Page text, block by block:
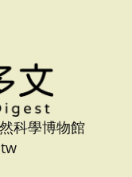
科學博物館